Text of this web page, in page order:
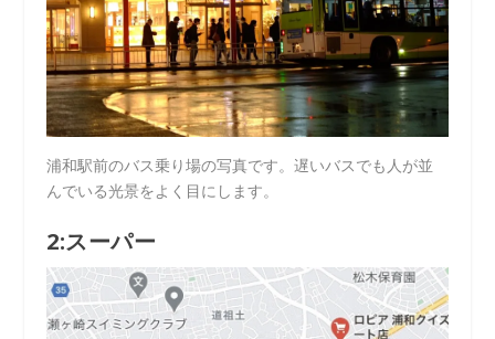
浦和駅前のバス乗り場の写真です。遅いバスでも人が並
んでいる光景をよく目にします。
2:スーパー